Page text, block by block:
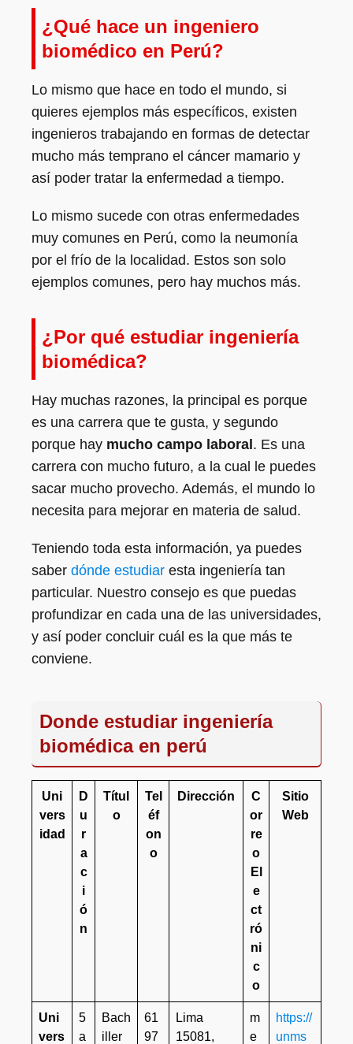
¿Qué hace un ingeniero
biomédico en Perú?
Lo mismo que hace en todo el mundo, si
quieres ejemplos más específicos, existen
ingenieros trabajando en formas de detectar
mucho más temprano el cáncer mamario y
así poder tratar la enfermedad a tiempo.
Lo mismo sucede con otras enfermedades
muy comunes en Perú, como la neumonía
por el frío de la localidad. Estos son solo
ejemplos comunes, pero hay muchos más.
¿Por qué estudiar ingeniería
biomédica?
Hay muchas razones, la principal es porque
es una carrera que te gusta, y segundo
porque hay mucho campo laboral. Es una
carrera con mucho futuro, a la cual le puedes
sacar mucho provecho. Además, el mundo lo
necesita para mejorar en materia de salud.
Teniendo toda esta información, ya puedes
saber dónde estudiar esta ingeniería tan
particular. Nuestro consejo es que puedas
profundizar en cada una de las universidades,
y así poder concluir cuál es la que más te
conviene.
Donde estudiar ingeniería
biomédica en perú
Uni
vers
idad
D
u
r
a
c
i
ó
n
Títul
o
Tel
éf
on
o
Dirección
C
or
re
o
El
e
ct
ró
ni
c
o
Sitio
Web
Uni
vers
5
a
Bach
iller
61
97
Lima
15081,
m
e
https://
unms